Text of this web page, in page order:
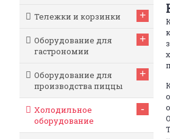
Тележки и корзинки +
Оборудование для
гастрономии
+
Оборудование для
производства пиццы
+
Холодильное
оборудование
-